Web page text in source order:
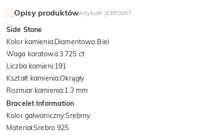
Opisy produktówArtykuł#: JEBF0057
Side Stone
Kolor kamienia:Diamentowa Biel
Waga karatowa:3.725 ct
Liczba kamieni:191
Kształt kamienia:Okrągły
Rozmiar kamienia:1.3 mm
Bracelet Information
Kolor galwaniczny:Srebrny
Materiał:Srebro 925